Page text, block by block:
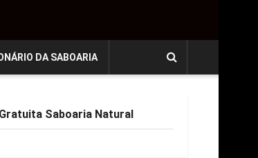
DA SABOARIA
Saboaria Natural